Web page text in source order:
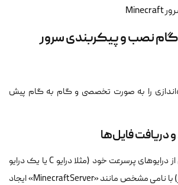
گام نصب و پیکربندی سرور
را به صورت تخصصی و گام به گام پیش
دریافت فایل‌ها
ابتدا یک پوشه در یکی از درایوهای پرسرعت خود (مثلا درایو C یا یک درایو
اختصاصی برای دیتاسنتر) با نامی مشخص مانند «MinecraftServer» ایجاد